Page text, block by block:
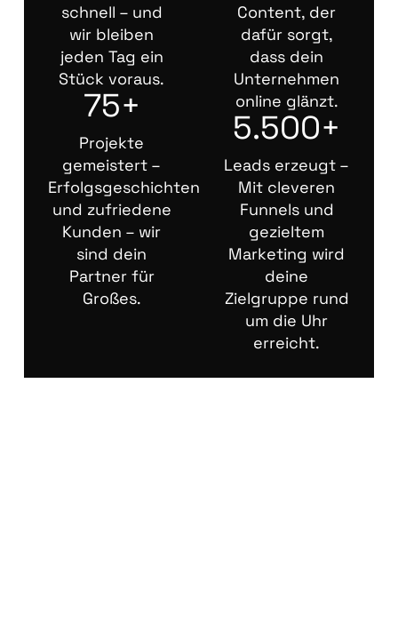
schnell – und
wir bleiben
jeden Tag ein
Stück voraus.
75+
Projekte
gemeistert –
Erfolgsgeschichten
und zufriedene
Kunden – wir
sind dein
Partner für
Großes.
Content, der
dafür sorgt,
dass dein
Unternehmen
online glänzt.
5.500+
Leads erzeugt –
Mit cleveren
Funnels und
gezieltem
Marketing wird
deine
Zielgruppe rund
um die Uhr
erreicht.